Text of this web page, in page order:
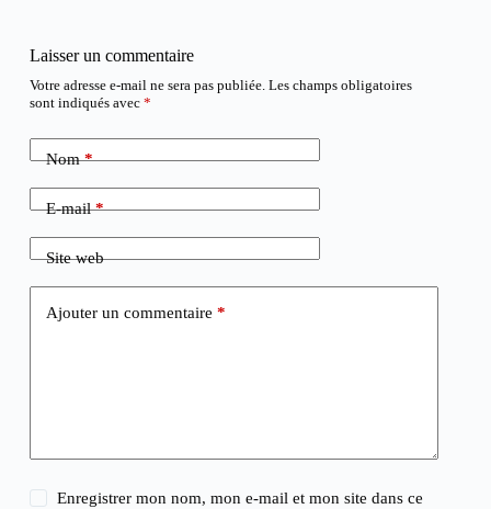
Laisser un commentaire
Votre adresse e-mail ne sera pas publiée. Les champs obligatoires
sont indiqués avec *
Nom*
E-mail*
Site web
Ajouter un commentaire *
Enregistrer mon nom, mon e-mail et mon site dans ce